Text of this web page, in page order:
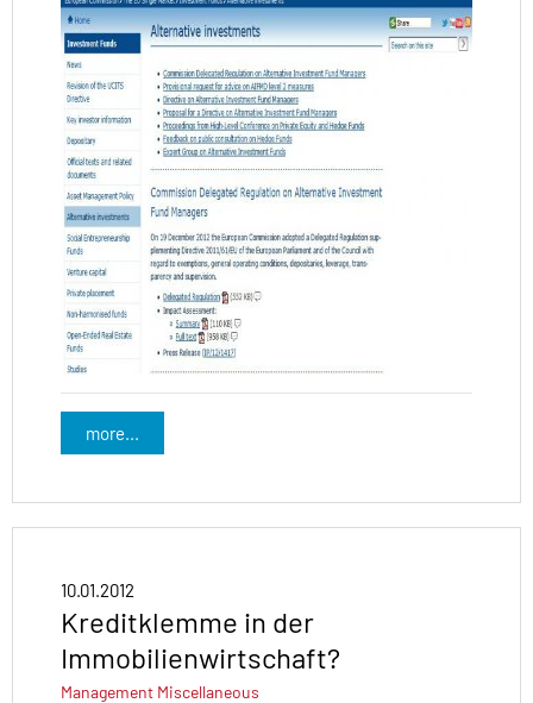
more...
10.01.2012
Kreditklemme in der
Immobilienwirtschaft?
Management Miscellaneous